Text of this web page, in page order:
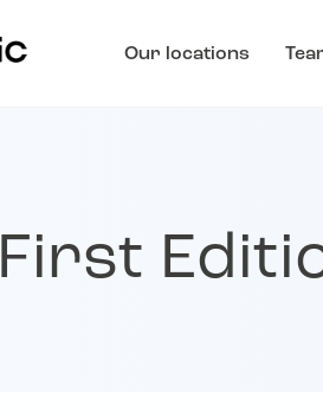
Our locations
First